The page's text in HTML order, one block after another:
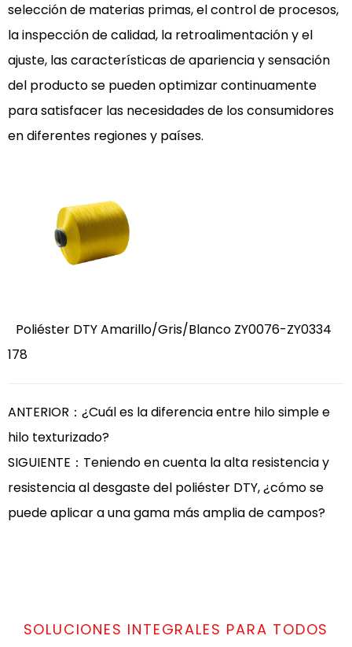
selección de materias primas, el control de procesos,
la inspección de calidad, la retroalimentación y el
ajuste, las características de apariencia y sensación
del producto se pueden optimizar continuamente
para satisfacer las necesidades de los consumidores
en diferentes regiones y países.
Poliéster DTY Amarillo/Gris/Blanco ZY0076-ZY0334
178
ANTERIOR：¿Cuál es la diferencia entre hilo simple e
hilo texturizado?
SIGUIENTE：Teniendo en cuenta la alta resistencia y
resistencia al desgaste del poliéster DTY, ¿cómo se
puede aplicar a una gama más amplia de campos?
SOLUCIONES INTEGRALES PARA TODOS